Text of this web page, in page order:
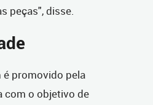
peças", disse.
é promovido pela
com o objetivo de